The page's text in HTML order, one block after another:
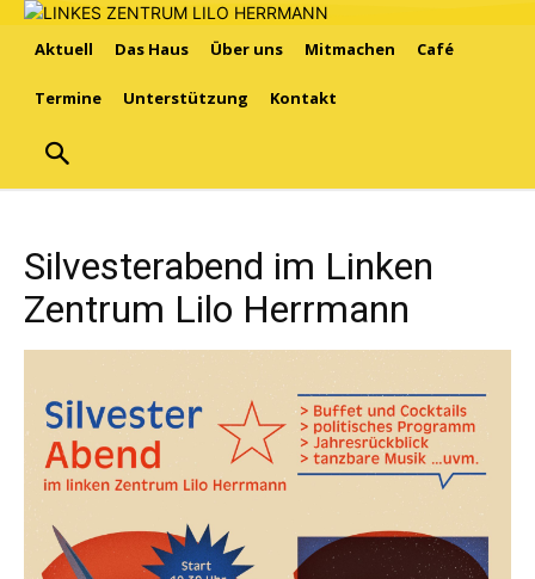
Aktuell Das Haus Über uns Mitmachen Café
Termine Unterstützung Kontakt
Silvesterabend im Linken
Zentrum Lilo Herrmann